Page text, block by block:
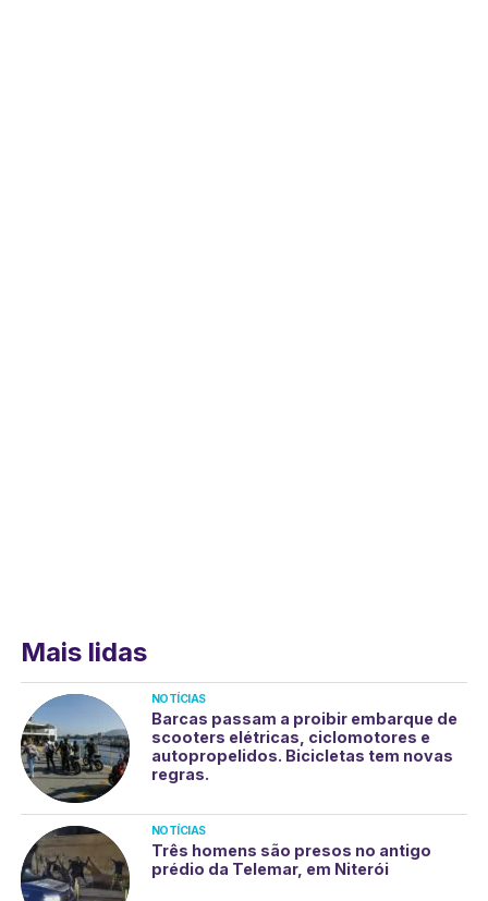
Mais lidas
NOTÍCIAS
Barcas passam a proibir embarque de
scooters elétricas, ciclomotores e
autopropelidos. Bicicletas tem novas
regras.
NOTÍCIAS
Três homens são presos no antigo
prédio da Telemar, em Niterói